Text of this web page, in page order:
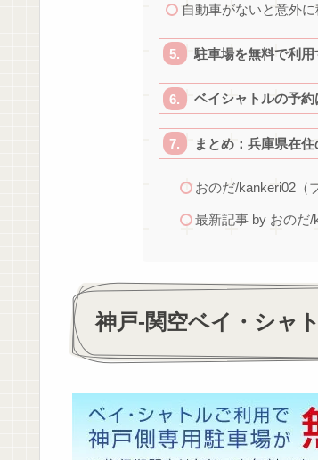
自動車がないと意外
駐車場を無料で利
ベイシャトルの予
まとめ：兵庫県在
おのだ/kankeri02（
最新記事 by おのだ/
神戸-関空ベイ・シャ